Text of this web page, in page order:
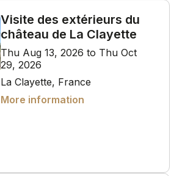
Visite des extérieurs du
château de La Clayette
Thu Aug 13, 2026 to Thu Oct
29, 2026
La Clayette, France
More information